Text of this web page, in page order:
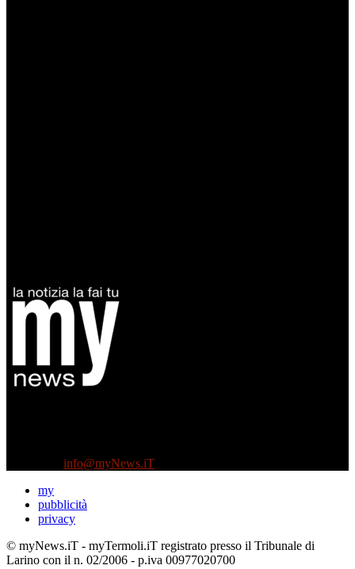
info@myNews.iT
my
pubblicità
privacy
© myNews.iT - myTermoli.iT registrato presso il Tribunale di
Larino con il n. 02/2006 - p.iva 00977020700